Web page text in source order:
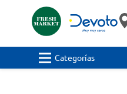
Categorías